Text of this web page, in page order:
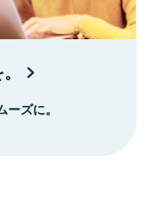
ズに。